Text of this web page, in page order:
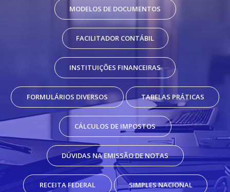
MODELOS DE DOCUMENTOS
FACILITADOR CONTÁBIL
INSTITUIÇÕES FINANCEIRAS
FORMULÁRIOS DIVERSOS TABELAS PRÁTICAS
CÁLCULOS DE IMPOSTOS
DÚVIDAS NA EMISSÃO DE NOTAS
RECEITA FEDERAL SIMPLES NACIONAL